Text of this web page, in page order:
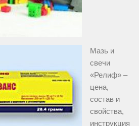
Мазь и
свечи
«Релиф» –
цена,
состав и
свойства,
инструкция